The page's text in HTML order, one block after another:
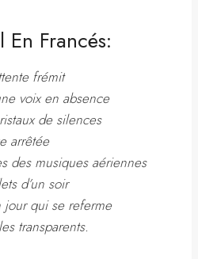
Francés:
frémit
voix en absence
de silences
arrêtée
des musiques aériennes
d’un soir
jour qui se referme
transparents.